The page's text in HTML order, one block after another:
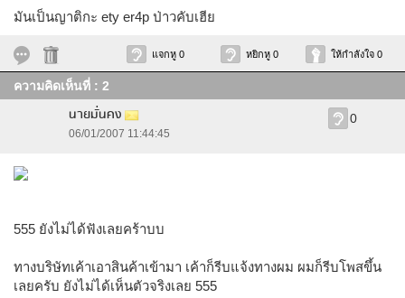
มันเป็นญาติกะ ety er4p ป่าวคับเฮีย
แจกหู 0 หยิกหู 0 ให้กำลังใจ 0
ความคิดเห็นที่ : 2
นายมั่นคง
06/01/2007 11:44:45
0
555 ยังไม่ได้ฟังเลยคร้าบบ
ทางบริษัทเค้าเอาสินค้าเข้ามา เค้าก็รีบแจ้งทางผม ผมก็รีบโพสขึ้น
เลยครับ ยังไม่ได้เห็นตัวจริงเลย 555